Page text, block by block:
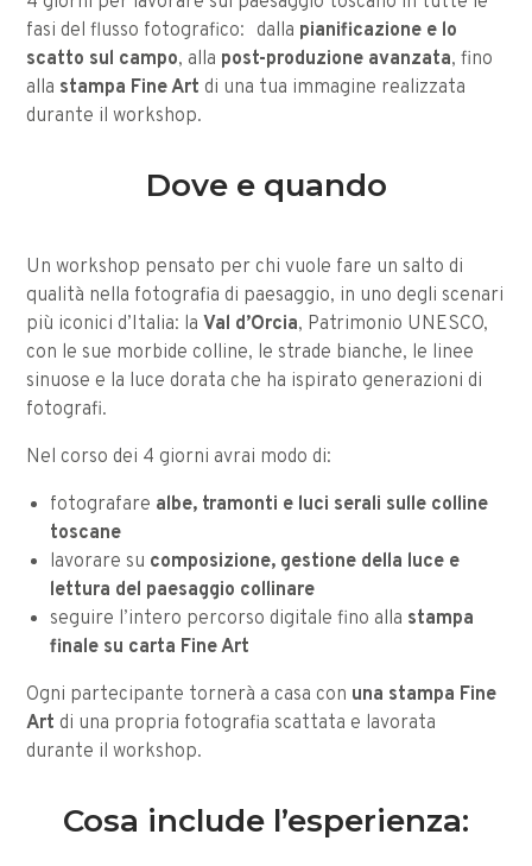
fasi del flusso fotografico: dalla pianificazione e lo
scatto sul campo, alla post-produzione avanzata, fino
alla stampa Fine Art di una tua immagine realizzata
durante il workshop.
Dove e quando
Un workshop pensato per chi vuole fare un salto di
qualità nella fotografia di paesaggio, in uno degli scenari
più iconici d’Italia: la Val d’Orcia, Patrimonio UNESCO,
con le sue morbide colline, le strade bianche, le linee
sinuose e la luce dorata che ha ispirato generazioni di
fotografi.
Nel corso dei 4 giorni avrai modo di:
fotografare albe, tramonti e luci serali sulle colline
toscane
lavorare su composizione, gestione della luce e
lettura del paesaggio collinare
seguire l’intero percorso digitale fino alla stampa
finale su carta Fine Art
Ogni partecipante tornerà a casa con una stampa Fine
Art di una propria fotografia scattata e lavorata
durante il workshop.
Cosa include l’esperienza: